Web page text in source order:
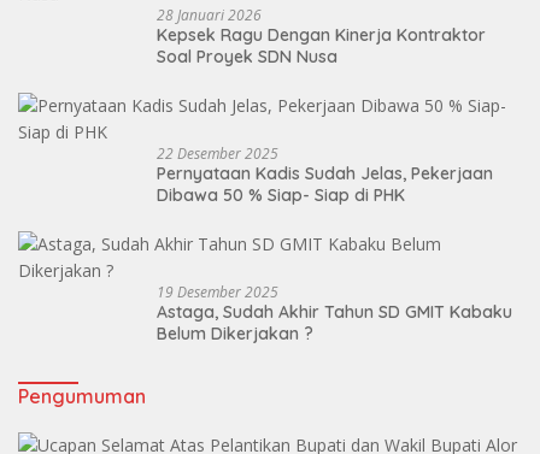
28 Januari 2026
Kepsek Ragu Dengan Kinerja Kontraktor
Soal Proyek SDN Nusa
22 Desember 2025
Pernyataan Kadis Sudah Jelas, Pekerjaan
Dibawa 50 % Siap- Siap di PHK
19 Desember 2025
Astaga, Sudah Akhir Tahun SD GMIT Kabaku
Belum Dikerjakan ?
Pengumuman